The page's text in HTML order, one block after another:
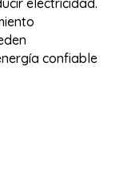
electricidad.
confiable